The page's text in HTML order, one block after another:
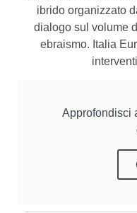
ibrido organizzato
dialogo sul volume
ebraismo. Italia
Approfondisci